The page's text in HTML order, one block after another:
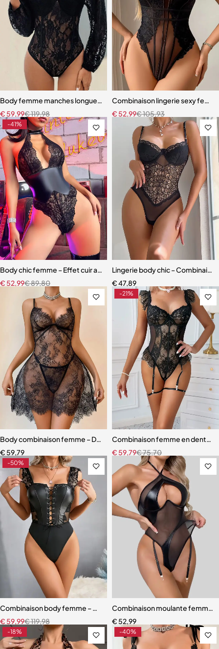
Body femme manches longues – Dentelle moulante une pièce (noir
€119,98
€ 59,99
Combinaison lingerie sexy
€105,93
€ 52,99
-41%
Body chic femme – Effet cuir avec dentelle raffinée et coupe
€89,80
€ 52,99
Lingerie body chic –
€47,89
Body combinaison femme – Design sculptant avec détails en
€ 59,79
-21%
Combinaison femme en
€75,70
€ 59,79
-50%
Combinaison body femme – Modèle slim en PU tendance Y2K
€119,98
€ 59,99
Combinaison moulante femme
€ 52,99
-18% -40%